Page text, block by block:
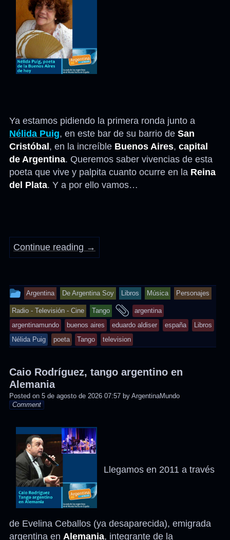
Ya estamos pidiendo la primera ronda junto a
Nélida Puig, en este bar de su barrio de San
Cristóbal, en la increíble Buenos Aires, capital
de Argentina. Queremos saber vivencias de esta
poeta que vive y palpita cuanto ocurre en la Reina
del Plata. Y a por ello vamos…
Continue reading →
This
entry
was
posted
in
Argentina De Argentina Soy Libros Música Personajes
Radio - Televisión - Cine Tango
and
tagged
argentina
argentinamundo
buenos aires eduardo aldiser españa
Libros
Nélida Puig
poeta Tango television
Caio Rodríguez, tango argentino en
Alemania
Posted on 5 de agosto de 2026 07:57 by ArgentinaMundo
Comment
Llegamos en 2011 a través
de Evelina Ceballos (ya desaparecida), emigrada
argentina en Alemania, integrante de la